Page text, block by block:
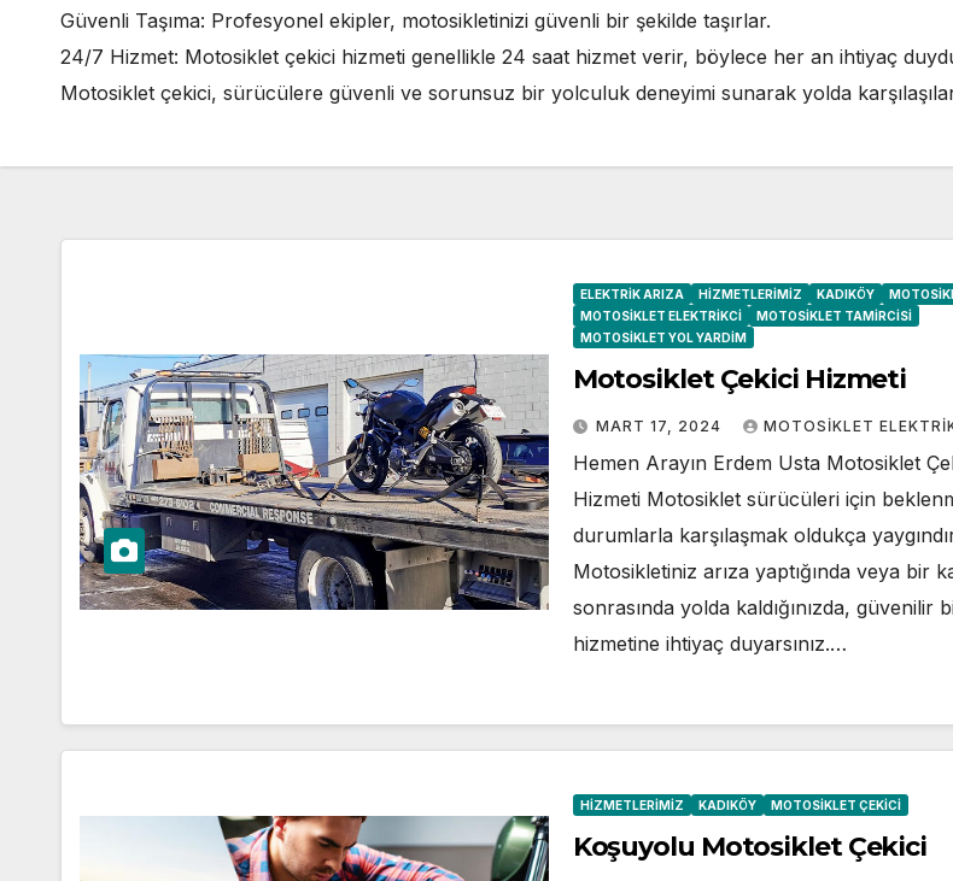
Güvenli Taşıma: Profesyonel ekipler, motosikletinizi güvenli bir şekilde taşırlar.
24/7 Hizmet: Motosiklet çekici hizmeti genellikle 24 saat hizmet verir, böylece her an ihtiyaç
Motosiklet çekici, sürücülere güvenli ve sorunsuz bir yolculuk deneyimi sunarak yolda karşılaşılan
ELEKTRIK ARIZA HIZMETLERIMIZ KADIKÖY
MOTOSIKLET ELEKTRIKCI
MOTOSIKLET TAMIRCISI
MOTOSIKLET YOL YARDIM
Motosiklet Çekici Hizmeti
MART 17, 2024 MOTOSIKLET
Hemen Arayın Erdem Usta Motosiklet
Hizmeti Motosiklet sürücüleri için
durumlarla karşılaşmak oldukça
Motosikletiniz arıza yaptığında veya bir
sonrasında yolda kaldığınızda, güvenilir
hizmetine ihtiyaç duyarsınız.…
HIZMETLERIMIZ KADIKÖY MOTOSIKLET ÇEKICI
Koşuyolu Motosiklet Çekici